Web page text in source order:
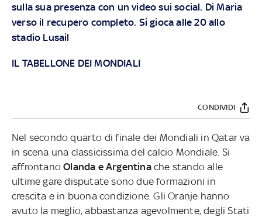
sulla sua presenza con un video sui social. Di Maria
verso il recupero completo. Si gioca alle 20 allo
stadio Lusail
IL TABELLONE DEI MONDIALI
CONDIVIDI
Nel secondo quarto di finale dei Mondiali in Qatar va
in scena una classicissima del calcio Mondiale. Si
affrontanoOlanda e Argentinache stando alle
ultime gare disputate sono due formazioni in
crescita e in buona condizione. Gli Oranje hanno
avuto la meglio, abbastanza agevolmente, degli Stati